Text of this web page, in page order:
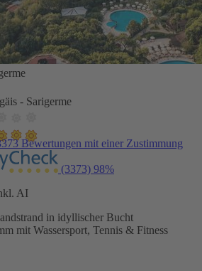
- Sarigerme
Bewertungen mit einer Zustimmung
(3373) 98%
AI
in idyllischer Bucht
mit Wassersport, Tennis & Fitness